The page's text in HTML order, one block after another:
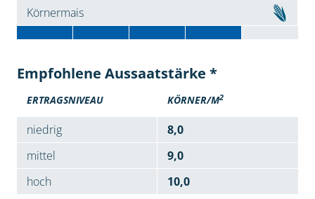
Körnermais
Empfohlene Aussaatstärke *
ERTRAGSNIVEAU KÖRNER/M2
niedrig
8,0
mittel
9,0
hoch
10,0